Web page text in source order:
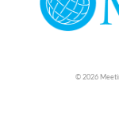
© 2026